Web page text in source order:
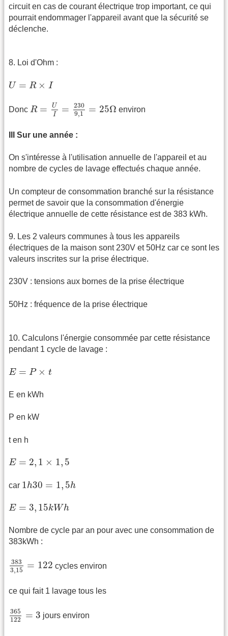
circuit en cas de courant électrique trop important, ce qui
pourrait endommager l'appareil avant que la sécurité se
déclenche.
8. Loi d'Ohm :
U = R × I
U= ×I
Donc R =
U
I
=
230
9,1 = 25Ω
= 2309,1 Ω
environ
III Sur une année :
On s'intéresse à l'utilisation annuelle de l'appareil et au
nombre de cycles de lavage effectués chaque année.
Un compteur de consommation branché sur la résistance
permet de savoir que la consommation d'énergie
électrique annuelle de cette résistance est de 383 kWh.
9. Les 2 valeurs communes à tous les appareils
électriques de la maison sont 230V et 50Hz car ce sont les
valeurs inscrites sur la prise électrique.
230V : tensions aux bornes de la prise électrique
50Hz : fréquence de la prise électrique
10. Calculons l'énergie consommée par cette résistance
pendant 1 cycle de lavage :
E = P × t
E= ×t
E en kWh
P en kW
t en h
E = 2, 1 × 1, 5
E= 1 ×1 , 5
car 1h30 = 1, 5h
1 h 30 ,5 h
E = 3, 15kWh
E= 15kWh
Nombre de cycle par an pour avec une consommation de
383kWh :
383
3,15 = 122
383 15=122
cycles environ
ce qui fait 1 lavage tous les
365
122
= 3
365
jours environ